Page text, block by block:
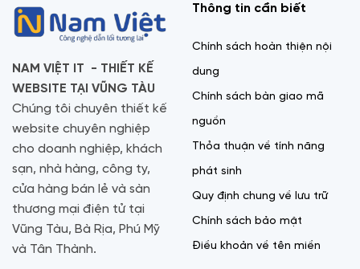
NAM VIỆT IT - THIẾT KẾ
WEBSITE TẠI VŨNG TÀU
Chúng tôi chuyên thiết kế
website chuyên nghiệp
cho doanh nghiệp, khách
sạn, nhà hàng, công ty,
cửa hàng bán lẻ và sàn
thương mại điện tử tại
Vũng Tàu, Bà Rịa, Phú Mỹ
và Tân Thành.
Thông tin cần biết
Chính sách hoàn thiện nội
dung
Chính sách bàn giao mã
nguồn
Thỏa thuận về tính năng
phát sinh
Quy định chung về lưu trữ
Chính sách bảo mật
Điều khoản về tên miền